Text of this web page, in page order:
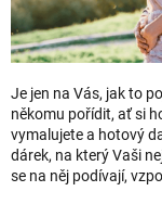
Je jen na Vás, jak to
někomu pořídit, ať si
vymalujete a hotový
dárek, na který Vaši
se na něj podívají,